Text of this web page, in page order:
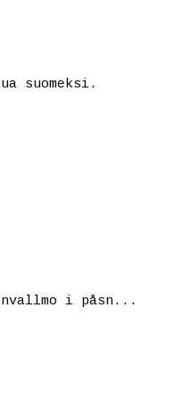
suomeksi.
i påsn...